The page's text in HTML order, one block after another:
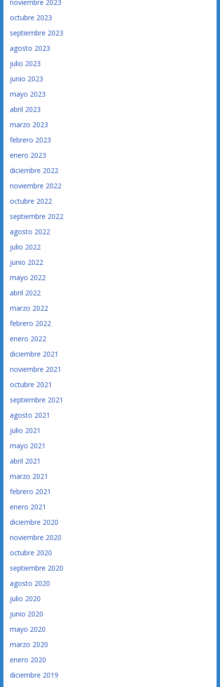
noviembre 2023
octubre 2023
septiembre 2023
agosto 2023
julio 2023
junio 2023
mayo 2023
abril 2023
marzo 2023
febrero 2023
enero 2023
diciembre 2022
noviembre 2022
octubre 2022
septiembre 2022
agosto 2022
julio 2022
junio 2022
mayo 2022
abril 2022
marzo 2022
febrero 2022
enero 2022
diciembre 2021
noviembre 2021
octubre 2021
septiembre 2021
agosto 2021
julio 2021
mayo 2021
abril 2021
marzo 2021
febrero 2021
enero 2021
diciembre 2020
noviembre 2020
octubre 2020
septiembre 2020
agosto 2020
julio 2020
junio 2020
mayo 2020
marzo 2020
enero 2020
diciembre 2019